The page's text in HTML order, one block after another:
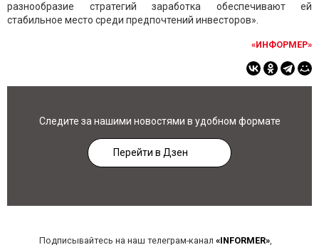
разнообразие стратегий заработка обеспечивают ей
стабильное место среди предпочтений инвесторов».
«ИНФОРМЕР»
Следите за нашими новостями в удобном формате
Перейти в Дзен
Подписывайтесь на наш телеграм-канал «INFORMER»,